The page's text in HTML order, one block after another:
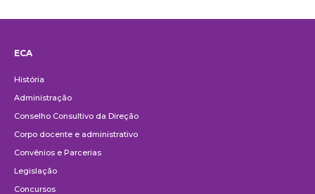
ECA
História
Administração
Conselho Consultivo da Direção
Corpo docente e administrativo
Convênios e Parcerias
Legislação
Concursos